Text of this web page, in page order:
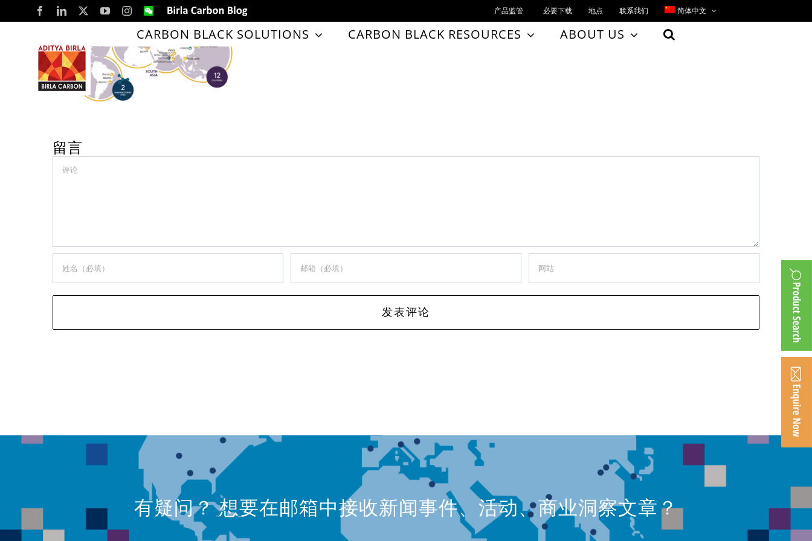
to
content
FacebookLinkedIn YouTubeInstagram
WeChatBirla
Carbon
Blog
产品监管 必要下载 地点 联系我们 简体中文
CARBON BLACK SOLUTIONS CARBON BLACK RESOURCES ABOUT US
留言
Comment
有疑问？ 想要在邮箱中接收新闻事件、活动、商业洞察文章？